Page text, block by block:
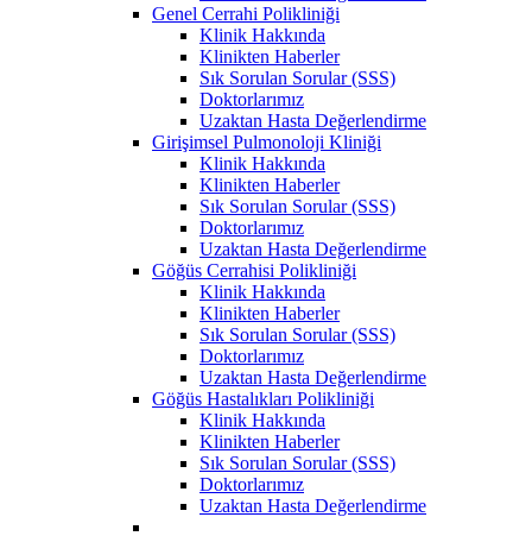
Genel Cerrahi Polikliniği
Klinik Hakkında
Klinikten Haberler
Sık Sorulan Sorular (SSS)
Doktorlarımız
Uzaktan Hasta Değerlendirme
Girişimsel Pulmonoloji Kliniği
Klinik Hakkında
Klinikten Haberler
Sık Sorulan Sorular (SSS)
Doktorlarımız
Uzaktan Hasta Değerlendirme
Göğüs Cerrahisi Polikliniği
Klinik Hakkında
Klinikten Haberler
Sık Sorulan Sorular (SSS)
Doktorlarımız
Uzaktan Hasta Değerlendirme
Göğüs Hastalıkları Polikliniği
Klinik Hakkında
Klinikten Haberler
Sık Sorulan Sorular (SSS)
Doktorlarımız
Uzaktan Hasta Değerlendirme